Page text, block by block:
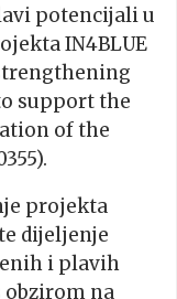
potencijali u
IN4BLUE
support the
of the
projekta
dijeljenje
i plavih
obzirom na